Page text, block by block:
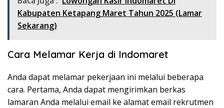
Kabupaten Ketapang Maret Tahun 2025 (Lamar
Sekarang)
Cara Melamar Kerja di Indomaret
Anda dapat melamar pekerjaan ini melalui beberapa
cara. Pertama, Anda dapat mengirimkan berkas
lamaran Anda melalui email ke alamat email rekrutmen